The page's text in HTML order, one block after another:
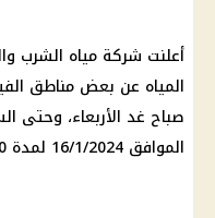
أعلنت شركة مياه الشرب
المياه عن بعض مناطق
صباح غد الأربعاء، وحتى
الموافق 16/1/2024 لمدة 20 ساعة.